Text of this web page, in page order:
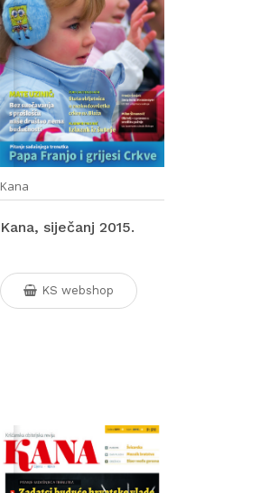
Kana
Kana, siječanj 2015.
KS webshop